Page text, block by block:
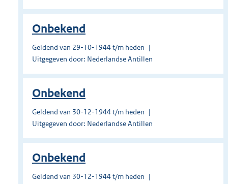
Onbekend
Geldend van 29-10-1944 t/m heden
Uitgegeven door: Nederlandse Antillen
Onbekend
Geldend van 30-12-1944 t/m heden
Uitgegeven door: Nederlandse Antillen
Onbekend
Geldend van 30-12-1944 t/m heden